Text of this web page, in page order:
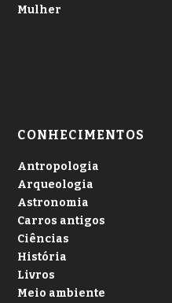
Mulher
CONHECIMENTOS
Antropologia
Arqueologia
Astronomia
Carros antigos
Ciências
História
Livros
Meio ambiente